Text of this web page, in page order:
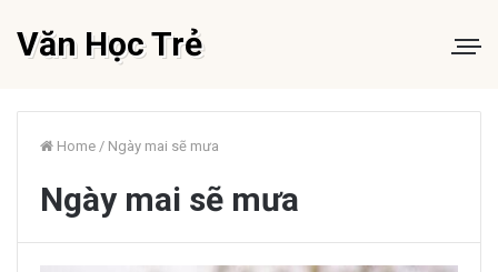
Văn Học Trẻ
Home / Ngày mai sẽ mưa
Ngày mai sẽ mưa